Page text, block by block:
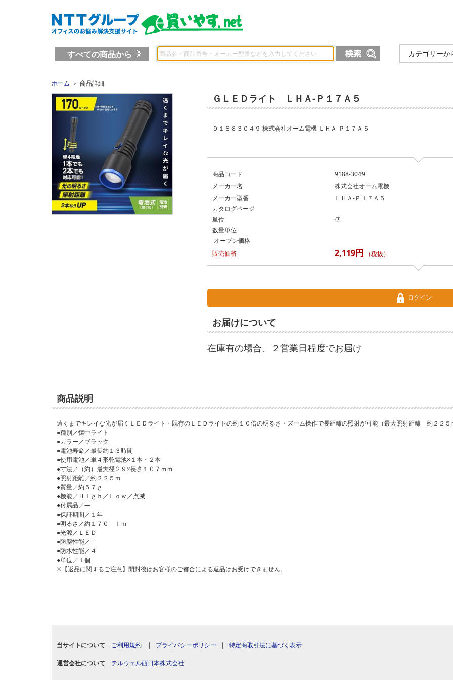
すべての商品から カテゴリーか
ホーム ＞ 商品詳細
ＧＬＥＤライト ＬＨＡ‐Ｐ１７Ａ５
９１８８３０４９ 株式会社オーム電機 ＬＨＡ‐Ｐ１７Ａ５
商品コード
9188-3049
メーカー名
株式会社オーム電機
メーカー型番
ＬＨＡ‐Ｐ１７Ａ５
カタログページ
単位
個
数量単位
オープン価格
販売価格
2,119円 （税抜）
ログイン
お届けについて
在庫有の場合、２営業日程度でお届け
商品説明
遠くまでキレイな光が届くＬＥＤライト・既存のＬＥＤライトの約１０倍の明るさ・ズーム操作で長距離の照射が可能（最大照射距離 約２２
●種別／懐中ライト
●カラー／ブラック
●電池寿命／最長約１３時間
●使用電池／単４形乾電池×１本・２本
●寸法／（約）最大径２９×長さ１０７ｍｍ
●照射距離／約２２５ｍ
●質量／約５７ｇ
●機能／Ｈｉｇｈ／Ｌｏｗ／点滅
●付属品／―
●保証期間／１年
●明るさ／約１７０ ｌｍ
●光源／ＬＥＤ
●防塵性能／―
●防水性能／４
●単位／１個
※【返品に関するご注意】開封後はお客様のご都合による返品はお受けできません。
当サイトについて ご利用規約 | プライバシーポリシー | 特定商取引法に基づく表示
運営会社について テルウェル西日本株式会社